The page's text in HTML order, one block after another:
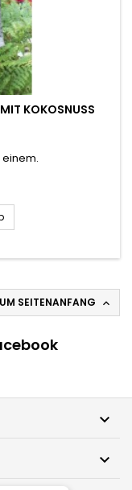
KOKOSNUSS S
einem.
SEITENANFANG 

